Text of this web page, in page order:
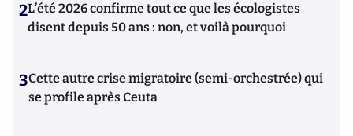
2L’été 2026 confirme tout ce que les écologistes
disent depuis 50 ans : non, et voilà pourquoi
3Cette autre crise migratoire (semi-orchestrée) qui
se profile après Ceuta